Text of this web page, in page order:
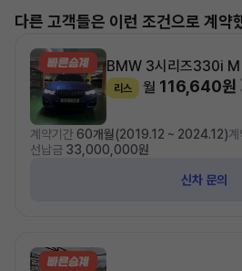
다른 고객들은 이런 조건으로 계약
BMW 3시리즈330i
리스 월 116,640원
계약기간 60개월(2019.12 ~ 2024.12)계
선납금 33,000,000원
신차 문의